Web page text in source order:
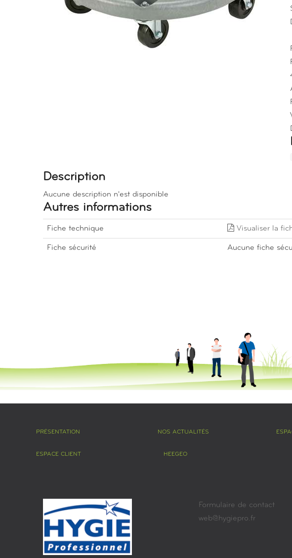
Description
Aucune description n'est disponible
Autres informations
Fiche technique Visualiser la
Fiche sécurité Aucune fiche
PRÉSENTATION NOS ACTUALITÉS
ESPACE CLIENT HEEGEO
Formulaire de contact
web@hygiepro.fr